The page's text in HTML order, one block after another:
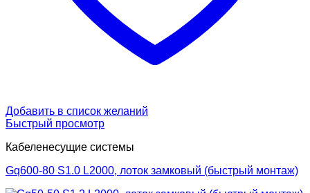
Добавить в список желаний
Быстрый просмотр
Кабеленесущие системы
Gq600-80 S1.0 L2000, лоток замковый (быстрый монтаж)